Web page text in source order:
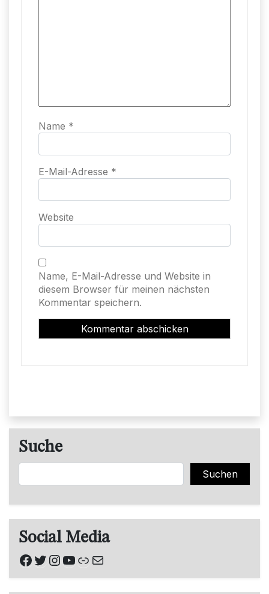
Name *
E-Mail-Adresse *
Website
Name, E-Mail-Adresse und Website in
diesem Browser für meinen nächsten
Kommentar speichern.
Suche
Suchen Suchen
Social Media
Facebook
Twitter
Instagram
YouTube
Link
E-Mail